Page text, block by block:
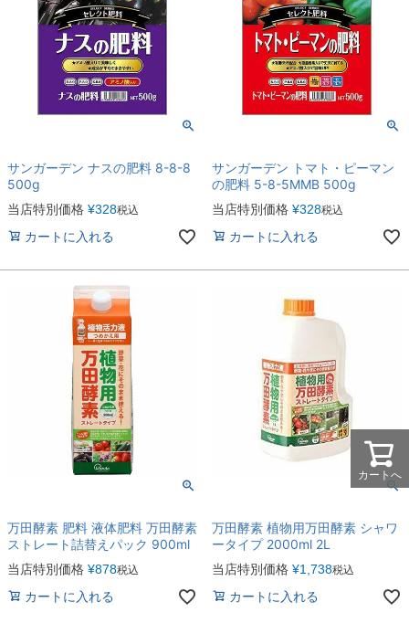
サンガーデン ナスの肥料 8-8-8
500g
当店特別価格 ¥328税込
カートに入れる
サンガーデン トマト・ピーマン
の肥料 5-8-5MMB 500g
当店特別価格 ¥328税込
カートに入れる
万田酵素 肥料 液体肥料 万田酵素
ストレート詰替えパック 900ml
当店特別価格 ¥878税込
カートに入れる
万田酵素 植物用万田酵素 シャワ
ータイプ 2000ml 2L
当店特別価格 ¥1,738税込
カートに入れる
カートへ